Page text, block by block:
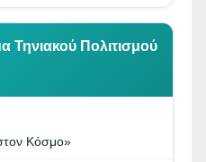
Τηνιακού Πολιτισμού
Κόσμο»